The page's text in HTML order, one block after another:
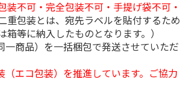
装不可・完全包装不可・手提げ袋不可・
重包装とは、宛先ラベルを貼付するため
等に納入したものとなります。）
商品）を一括梱包で発送させていただ
エコ包装）を推進しています。ご協力